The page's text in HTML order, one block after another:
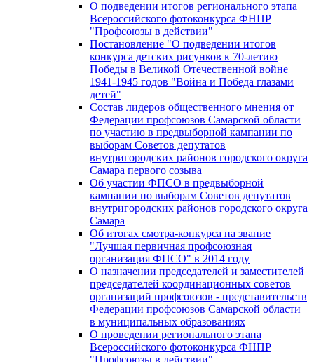
О подведении итогов регионального этапа
Всероссийского фотоконкурса ФНПР
"Профсоюзы в действии"
Постановление "О подведении итогов
конкурса детских рисунков к 70-летию
Победы в Великой Отечественной войне
1941-1945 годов "Война и Победа глазами
детей"
Состав лидеров общественного мнения от
Федерации профсоюзов Самарской области
по участию в предвыборной кампании по
выборам Советов депутатов
внутригородских районов городского округа
Самара первого созыва
Об участии ФПСО в предвыборной
кампании по выборам Советов депутатов
внутригородских районов городского округа
Самара
Об итогах смотра-конкурса на звание
"Лучшая первичная профсоюзная
организация ФПСО" в 2014 году
О назначении председателей и заместителей
председателей координационных советов
организаций профсоюзов - представительств
Федерации профсоюзов Самарской области
в муниципальных образованиях
О проведении регионального этапа
Всероссийского фотоконкурса ФНПР
"Профсоюзы в действии"